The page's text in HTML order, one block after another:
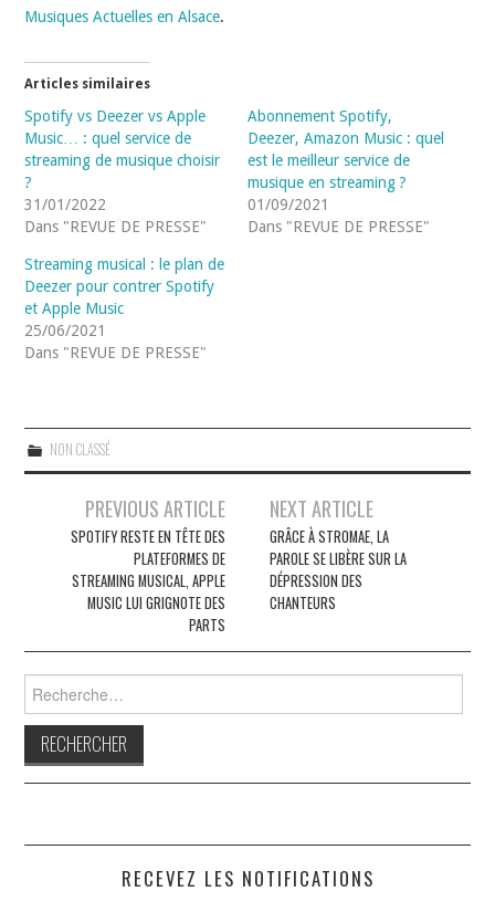
Musiques Actuelles en Alsace.
Articles similaires
Spotify vs Deezer vs Apple
Music… : quel service de
streaming de musique choisir
?
31/01/2022
Dans "REVUE DE PRESSE"
Abonnement Spotify,
Deezer, Amazon Music : quel
est le meilleur service de
musique en streaming ?
01/09/2021
Dans "REVUE DE PRESSE"
Streaming musical : le plan de
Deezer pour contrer Spotify
et Apple Music
25/06/2021
Dans "REVUE DE PRESSE"
NON CLASSÉ
Navigation
articles
PREVIOUS ARTICLE
SPOTIFY RESTE EN TÊTE DES
PLATEFORMES DE
STREAMING MUSICAL, APPLE
MUSIC LUI GRIGNOTE DES
PARTS
NEXT ARTICLE
GRÂCE À STROMAE, LA
PAROLE SE LIBÈRE SUR LA
DÉPRESSION DES
CHANTEURS
RECEVEZ LES NOTIFICATIONS